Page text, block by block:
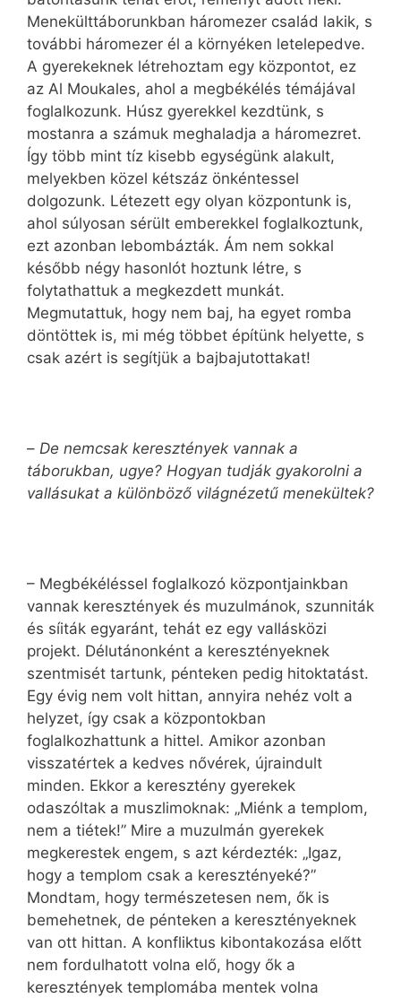
Menekülttáborunkban háromezer család lakik, s
további háromezer él a környéken letelepedve.
A gyerekeknek létrehoztam egy központot, ez
az Al Moukales, ahol a megbékélés témájával
foglalkozunk. Húsz gyerekkel kezdtünk, s
mostanra a számuk meghaladja a háromezret.
Így több mint tíz kisebb egységünk alakult,
melyekben közel kétszáz önkéntessel
dolgozunk. Létezett egy olyan központunk is,
ahol súlyosan sérült emberekkel foglalkoztunk,
ezt azonban lebombázták. Ám nem sokkal
később négy hasonlót hoztunk létre, s
folytathattuk a megkezdett munkát.
Megmutattuk, hogy nem baj, ha egyet romba
döntöttek is, mi még többet építünk helyette, s
csak azért is segítjük a bajbajutottakat!
– De nemcsak keresztények vannak a
táborukban, ugye? Hogyan tudják gyakorolni a
vallásukat a különböző világnézetű menekültek?
– Megbékéléssel foglalkozó központjainkban
vannak keresztények és muzulmánok, szunniták
és síiták egyaránt, tehát ez egy vallásközi
projekt. Délutánonként a keresztényeknek
szentmisét tartunk, pénteken pedig hitoktatást.
Egy évig nem volt hittan, annyira nehéz volt a
helyzet, így csak a központokban
foglalkozhattunk a hittel. Amikor azonban
visszatértek a kedves nővérek, újraindult
minden. Ekkor a keresztény gyerekek
odaszóltak a muszlimoknak: „Miénk a templom,
nem a tiétek!” Mire a muzulmán gyerekek
megkerestek engem, s azt kérdezték: „Igaz,
hogy a templom csak a keresztényeké?”
Mondtam, hogy természetesen nem, ők is
bemehetnek, de pénteken a keresztényeknek
van ott hittan. A konfliktus kibontakozása előtt
nem fordulhatott volna elő, hogy ők a
keresztények templomába mentek volna